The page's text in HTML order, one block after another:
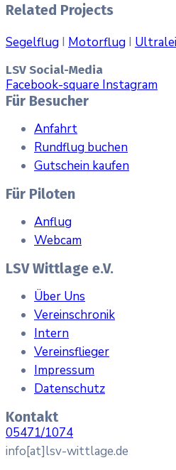
Related Projects
Segelflug I Motorflug I
LSV Social-Media
Facebook-square Instagram
Für Besucher
Anfahrt
Rundflug buchen
Gutschein kaufen
Für Piloten
Anflug
Webcam
LSV Wittlage e.V.
Über Uns
Vereinschronik
Intern
Vereinsflieger
Impressum
Datenschutz
Kontakt
05471/1074
info[at]lsv-wittlage.de